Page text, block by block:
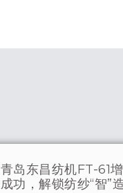
青岛东昌纺机FT-61
成功，解锁纺纱“智”